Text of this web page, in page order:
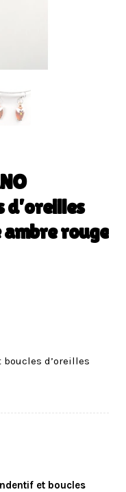
rouge
boucles d’oreilles
et boucles